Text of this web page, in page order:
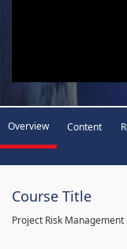
Overview Content
Course Title
Project Risk Management